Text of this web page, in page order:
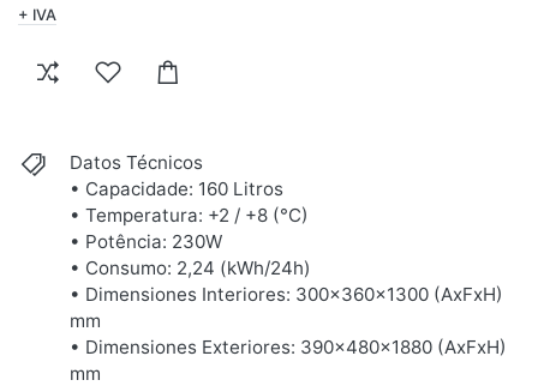
+ IVA
Datos Técnicos
• Capacidade: 160 Litros
• Temperatura: +2 / +8 (°C)
• Potência: 230W
• Consumo: 2,24 (kWh/24h)
• Dimensiones Interiores: 300x360x1300 (AxFxH)
mm
• Dimensiones Exteriores: 390x480x1880 (AxFxH)
mm